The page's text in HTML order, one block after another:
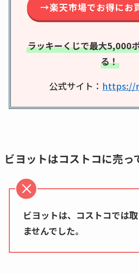
エッ
ット
売
売っ
など
ビタ
キー
は
も調
→楽天市場でお得にお
ラッキーくじで最大5,000
る！
公式サイト： https://
ビヨットはコストコに売っ
ビヨットは、コストコでは
ませんでした。